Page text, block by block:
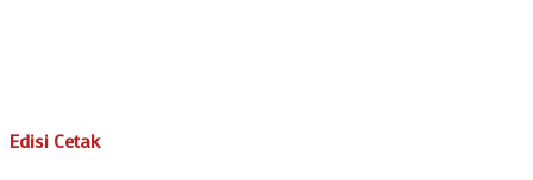
Edisi Cetak